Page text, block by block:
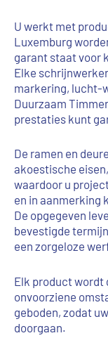
U werkt met
Luxemburg
garant staat voor
Elke
markering, lucht-
Duurzaam
prestaties kunt
De ramen en
akoestische
waardoor u
en in aanmerking
De opgegeven
bevestigde
een zorgeloze
Elk product wordt
onvoorziene
geboden, zodat
doorgaan.